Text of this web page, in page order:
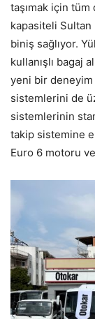
taşımak için tüm
kapasiteli Sultan
biniş sağlıyor.
kullanışlı bagaj
yeni bir
sistemlerini de
sistemlerinin
takip sistemine
Euro 6 motoru